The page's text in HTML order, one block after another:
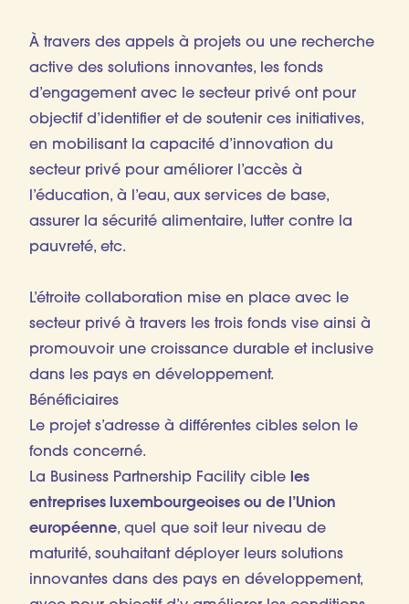
À travers des appels à projets ou une recherche
active des solutions innovantes, les fonds
d’engagement avec le secteur privé ont pour
objectif d’identifier et de soutenir ces initiatives,
en mobilisant la capacité d’innovation du
secteur privé pour améliorer l’accès à
l’éducation, à l’eau, aux services de base,
assurer la sécurité alimentaire, lutter contre la
pauvreté, etc.
L’étroite collaboration mise en place avec le
secteur privé à travers les trois fonds vise ainsi à
promouvoir une croissance durable et inclusive
dans les pays en développement.
Bénéficiaires
Le projet s’adresse à différentes cibles selon le
fonds concerné.
La Business Partnership Facility cible les
entreprises luxembourgeoises ou de l’Union
européenne, quel que soit leur niveau de
maturité, souhaitant déployer leurs solutions
innovantes dans des pays en développement,